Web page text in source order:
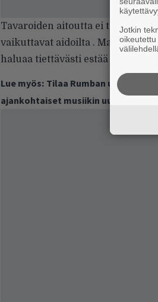
Tavaroiden aitoutta ei
vaikuttavat aidoilta . Makaveli-
haluaa tiettävästi estää poikansa
Lue myös: Tilaa Rumban uutiskirje
ajankohtaiset musiikin uutiset ja
Jotkin